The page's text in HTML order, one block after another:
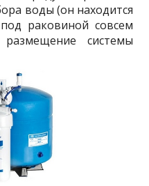
воды (он находится
раковиной совсем
системы